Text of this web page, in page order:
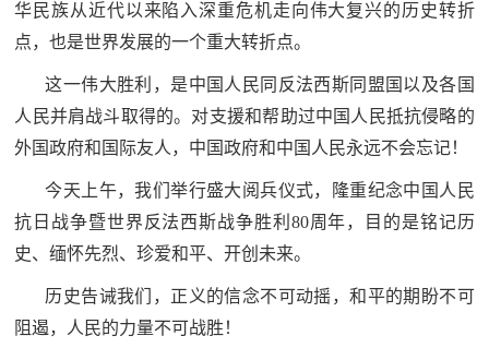
规
国
防
法
国
知
识
国
防
知
民
华民族从近代以来陷入深重危机走向伟大复兴的历史转折
点，也是世界发展的一个重大转折点。
这一伟大胜利，是中国人民同反法西斯同盟国以及各国
人民并肩战斗取得的。对支援和帮助过中国人民抵抗侵略的
外国政府和国际友人，中国政府和中国人民永远不会忘记！
今天上午，我们举行盛大阅兵仪式，隆重纪念中国人民
抗日战争暨世界反法西斯战争胜利80周年，目的是铭记历
史、缅怀先烈、珍爱和平、开创未来。
历史告诫我们，正义的信念不可动摇，和平的期盼不可
阻遏，人民的力量不可战胜！